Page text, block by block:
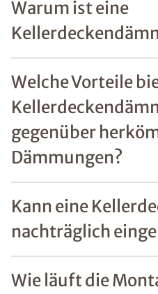
Warum ist eine
Welche Vorteile
gegenüber
Dämmungen?
Kann eine
nachträglich
Wie läuft die